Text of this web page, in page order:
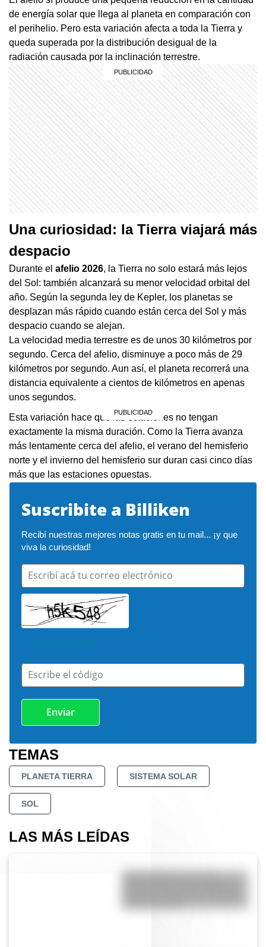
de energía solar que llega al planeta en comparación con
el perihelio. Pero esta variación afecta a toda la Tierra y
queda superada por la distribución desigual de la
radiación causada por la inclinación terrestre.
Una curiosidad: la Tierra viajará más
despacio
Durante el afelio 2026, la Tierra no solo estará más lejos
del Sol: también alcanzará su menor velocidad orbital del
año. Según la segunda ley de Kepler, los planetas se
desplazan más rápido cuando están cerca del Sol y más
despacio cuando se alejan.
La velocidad media terrestre es de unos 30 kilómetros por
segundo. Cerca del afelio, disminuye a poco más de 29
kilómetros por segundo. Aun así, el planeta recorrerá una
distancia equivalente a cientos de kilómetros en apenas
unos segundos.
Esta variación hace que las estaciones no tengan
exactamente la misma duración. Como la Tierra avanza
más lentamente cerca del afelio, el verano del hemisferio
norte y el invierno del hemisferio sur duran casi cinco días
más que las estaciones opuestas.
Suscribite a Billiken
Recibí nuestras mejores notas gratis en tu mail... ¡y que
viva la curiosidad!
Escribí acá tu correo electrónico
Cambiar imagen
Escribe el código
TEMAS
PLANETA TIERRA SISTEMA SOLAR
SOL
LAS MÁS LEÍDAS
Actividades para el 17 de